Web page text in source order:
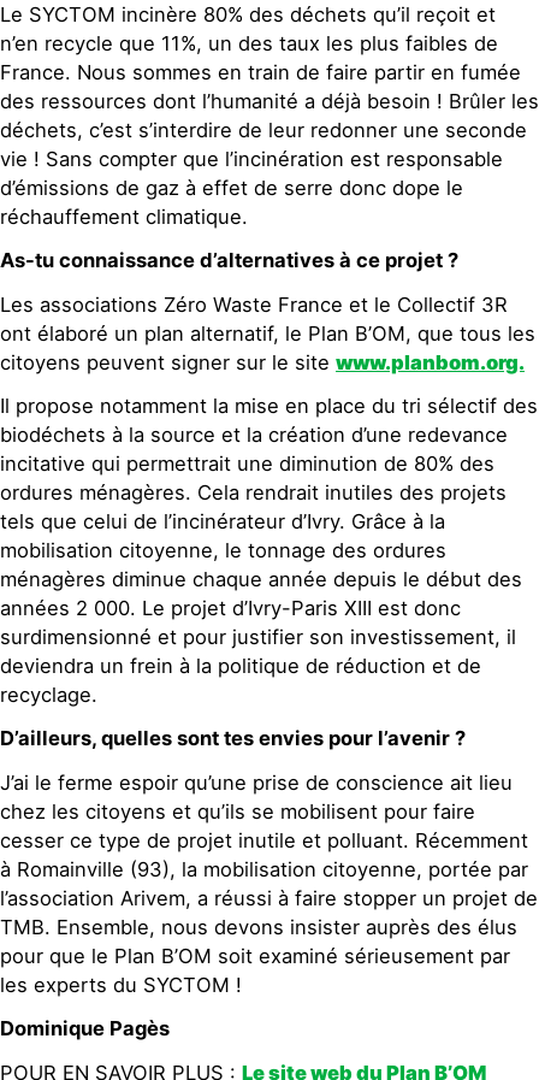
Le SYCTOM incinère 80% des déchets qu’il reçoit et
n’en recycle que 11%, un des taux les plus faibles de
France. Nous sommes en train de faire partir en fumée
des ressources dont l’humanité a déjà besoin ! Brûler les
déchets, c’est s’interdire de leur redonner une seconde
vie ! Sans compter que l’incinération est responsable
d’émissions de gaz à effet de serre donc dope le
réchauffement climatique.
As-tu connaissance d’alternatives à ce projet ?
Les associations Zéro Waste France et le Collectif 3R
ont élaboré un plan alternatif, le Plan B’OM, que tous les
citoyens peuvent signer sur le site www.planbom.org.
Il propose notamment la mise en place du tri sélectif des
biodéchets à la source et la création d’une redevance
incitative qui permettrait une diminution de 80% des
ordures ménagères. Cela rendrait inutiles des projets
tels que celui de l’incinérateur d’Ivry. Grâce à la
mobilisation citoyenne, le tonnage des ordures
ménagères diminue chaque année depuis le début des
années 2 000. Le projet d’Ivry-Paris XIII est donc
surdimensionné et pour justifier son investissement, il
deviendra un frein à la politique de réduction et de
recyclage.
D’ailleurs, quelles sont tes envies pour l’avenir ?
J’ai le ferme espoir qu’une prise de conscience ait lieu
chez les citoyens et qu’ils se mobilisent pour faire
cesser ce type de projet inutile et polluant. Récemment
à Romainville (93), la mobilisation citoyenne, portée par
l’association Arivem, a réussi à faire stopper un projet de
TMB. Ensemble, nous devons insister auprès des élus
pour que le Plan B’OM soit examiné sérieusement par
les experts du SYCTOM !
Dominique Pagès
POUR EN SAVOIR PLUS : Le site web du Plan B’OM